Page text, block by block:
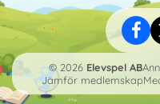
© 2026 Elevspel AB
Jämför medlemskap